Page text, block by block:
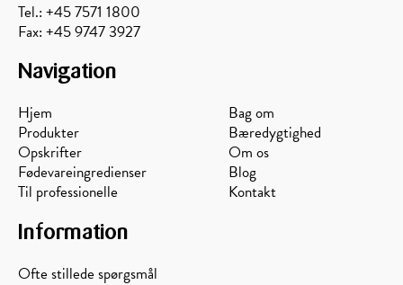
Tel.: +45 7571 1800
Fax: +45 9747 3927
Navigation
Hjem
Produkter
Opskrifter
Fødevareingredienser
Til professionelle
Bag om
Bæredygtighed
Om os
Blog
Kontakt
Information
Ofte stillede spørgsmål